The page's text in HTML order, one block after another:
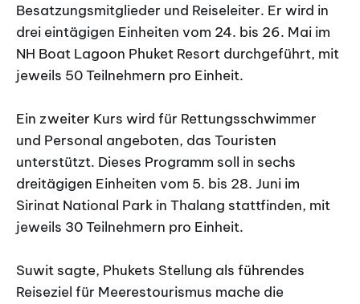
Besatzungsmitglieder und Reiseleiter. Er wird in
drei eintägigen Einheiten vom 24. bis 26. Mai im
NH Boat Lagoon Phuket Resort durchgeführt, mit
jeweils 50 Teilnehmern pro Einheit.
Ein zweiter Kurs wird für Rettungsschwimmer
und Personal angeboten, das Touristen
unterstützt. Dieses Programm soll in sechs
dreitägigen Einheiten vom 5. bis 28. Juni im
Sirinat National Park in Thalang stattfinden, mit
jeweils 30 Teilnehmern pro Einheit.
Suwit sagte, Phukets Stellung als führendes
Reiseziel für Meerestourismus mache die